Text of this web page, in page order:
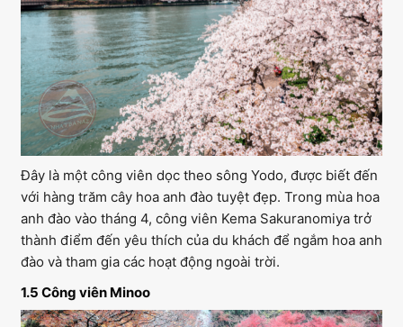
Đây là một công viên dọc theo sông Yodo, được biết đến
với hàng trăm cây hoa anh đào tuyệt đẹp. Trong mùa hoa
anh đào vào tháng 4, công viên Kema Sakuranomiya trở
thành điểm đến yêu thích của du khách để ngắm hoa anh
đào và tham gia các hoạt động ngoài trời.
1.5 Công viên Minoo